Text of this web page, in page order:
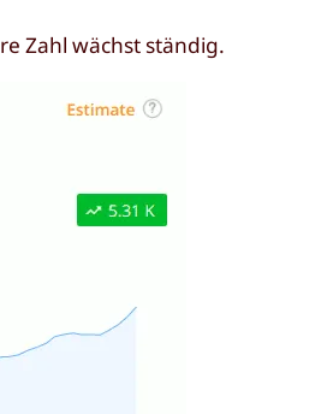
Zahl wächst ständig.